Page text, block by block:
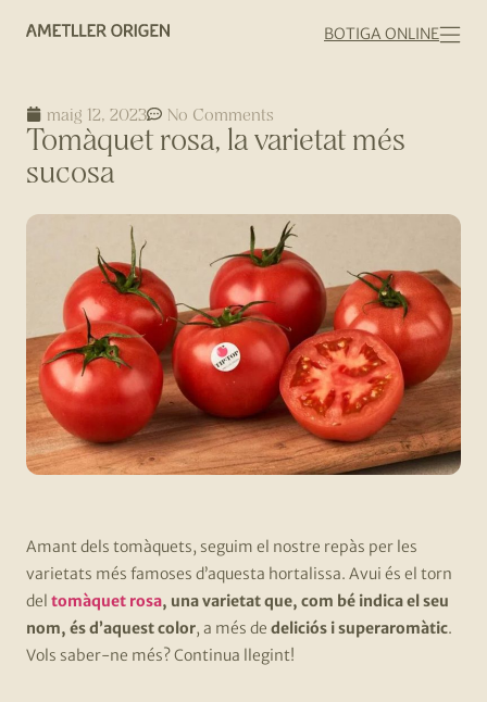
BOTIGA ONLINE
maig 12, 2023 No Comments
Tomàquet rosa, la varietat més
sucosa
Amant dels tomàquets, seguim el nostre repàs per les
varietats més famoses d’aquesta hortalissa. Avui és el torn
del tomàquet rosa, una varietat que, com bé indica el seu
nom, és d’aquest color, a més de deliciós i superaromàtic.
Vols saber-ne més? Continua llegint!